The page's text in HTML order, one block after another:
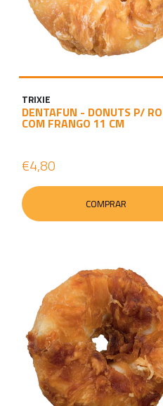
TRIXIE
DENTAFUN - DONUTS P/
COM FRANGO 11 CM
€4,80
COMPRAR